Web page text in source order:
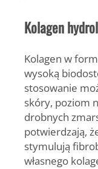
Kolagen
Kolagen w
wysoką
stosowanie
skóry, poziom
drobnych
potwierdzają,
stymulują
własnego